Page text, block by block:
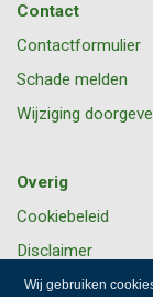
Wij gebruiken
Contact
Contactformulier
Schade melden
Wijziging
Overig
Cookiebeleid
Disclaimer
Privacy